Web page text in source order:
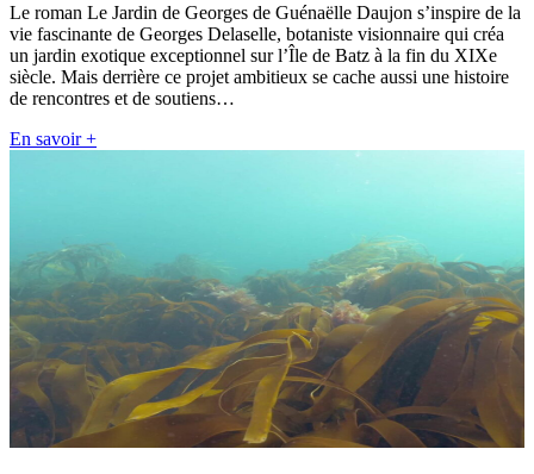
Le roman Le Jardin de Georges de Guénaëlle Daujon s’inspire de la
vie fascinante de Georges Delaselle, botaniste visionnaire qui créa
un jardin exotique exceptionnel sur l’Île de Batz à la fin du XIXe
siècle. Mais derrière ce projet ambitieux se cache aussi une histoire
de rencontres et de soutiens…
En savoir +